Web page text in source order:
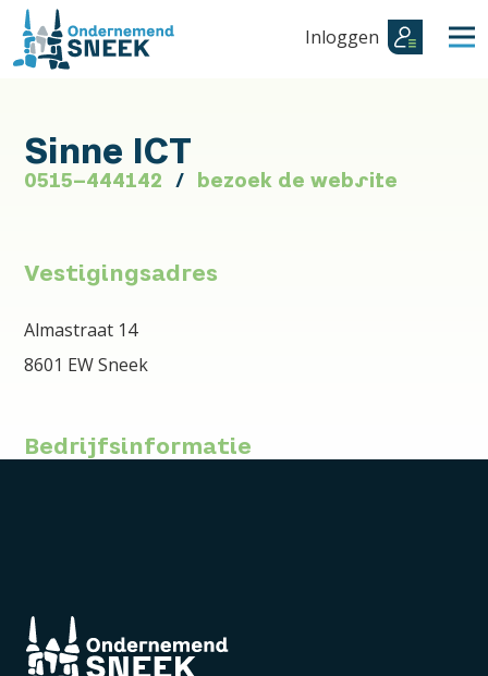
Inloggen
Sinne ICT
0515-444142 bezoek de website
Vestigingsadres
Almastraat 14
8601 EW Sneek
Bedrijfsinformatie